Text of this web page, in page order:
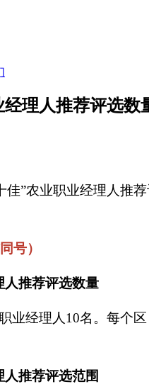
理人推荐评选
佳”农业职业经理人
号）
人推荐评选数量
业经理人10名。每个
推荐评选范围